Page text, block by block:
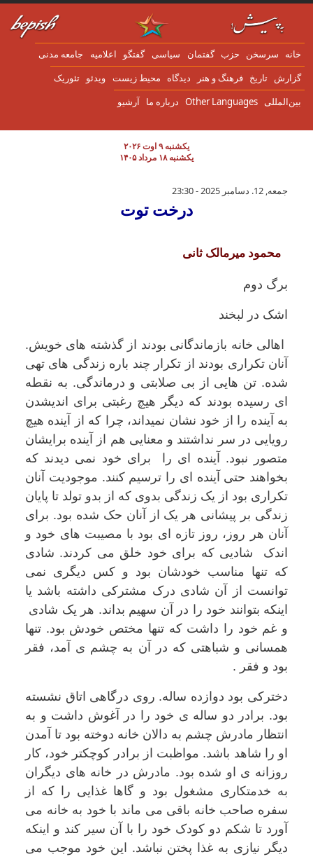
به محتوای اصلی
سرسخن حزب گفتمان سياسی گفتگو اعلاميه جامعه مدنی
تاریخ فرهنگ و هنر دیدگاه محیط زیست ویدئو تئوریک
Other Languages درباره ما آرشیو
یکشنبه ۹ اوت ۲۰۲۶
یکشنبه ۱۸ مرداد ۱۴۰۵
درخت توت
جمعه, 12. دسامبر 2025 - 23:30
درخت توت
محمود میرمالک ثانی
برگ دوم
اشک در لبخند
اهالی خانه بازماندگانی بودند از گذشته های خویش.
آنان تکراری بودند از تکرار چند باره زندگی های تهی
شده. تن هایی از بی صلابتی و درماندگی. به نقطه
ای رسیده بودند که دیگر هیچ رغبتی برای اندیشدن
به آینده را از خود نشان نمیداند، چرا که از آینده هیچ
رویایی در سر نداشتند و معنایی هم از آینده برایشان
متصور نبود. آینده ای را برای خود نمی دیدند که
بخواهند حتی آینده ای را ترسیم کنند. موجودیت آنان
تکراری بود از یک زندگی بدوی که از بدو تولد تا پایان
زندگی بر پیشانی هر یک از آنان حک شده بود. برای
آنان هر روز، روز تازه ای بود با مصیبت های خود و
اندک شادیی که برای خود خلق می کردند. شادی
که تنها مناسب خودشان بود و کس دیگری نمی
توانست از آن شادی درک مشترکی داشته باشد یا
اینکه بتوانند خود را در آن سهیم بداند. هر یک شادی
و غم خود را داشت که تنها مختص خودش بود. تنها
همسانی و شباهتی که در آن به چشم ی آمد، فقر
بود و فقر .
دخترکی بود دوازده ساله. روی درگاهی اتاق نشسته
بود. برادر دو ساله ی خود را در آغوش داشت و به
انتظار مادرش چشم به دالان خانه دوخته بود تا آمدن
او را شاهد باشد. مواظبت از برادر کوچکتر خود، کار
روزانه ی او شده بود. مادرش در خانه های دیگران
به خدمتکاری مشغول بود و گاها غذایی را که از
سفره صاحب خانه باقی می ماند با خود به خانه می
آورد تا شکم دو کودک خود را با آن سیر کند و اینکه
دیگر نیازی به غذا پختن نباشد. این خود موجب می